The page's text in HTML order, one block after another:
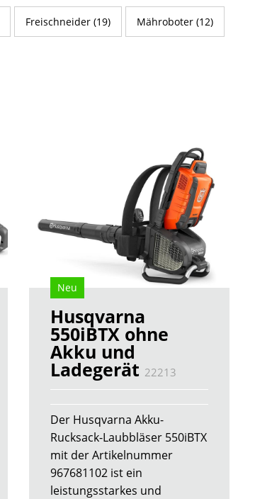
Freischneider (19) Mähroboter (12)
Neu
Husqvarna
550iBTX ohne
Akku und
Ladegerät 22213
Der Husqvarna Akku-
Rucksack-Laubbläser 550iBTX
mit der Artikelnummer
967681102 ist ein
leistungsstarkes und